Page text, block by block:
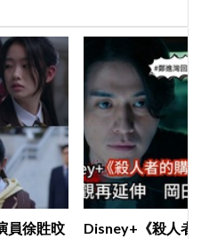
員徐貹旼
Disney+《殺人者